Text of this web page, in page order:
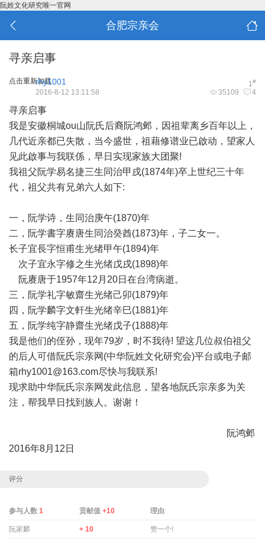
阮姓文化研究唯一官网
合肥宗亲会
寻亲启事
点击重新加载 1#
rhy1001
35109 4
2016-8-12 13:11:58
寻亲启事
我是安徽桐城ou山阮氏后裔阮鸿邺，因祖辈离乡百年以上，
几代近亲都已失散，当今盛世，祖藉修谱业已啟动，望家人
见此啟事与我联係，早日实现家族大团聚!
我祖父阮学易名捷三生同治甲戌(1874年)卒上世纪三十年
代，祖父共有兄弟六人如下:
一，阮学诗，生同治庚午(1870)年
二，阮学書字赓唐生同治癸酋(1873)年，子二女一。
长子宜長字恒甫生光绪甲午(1894)年
次子宜永字修之生光绪戊戌(1898)年
阮赓唐于1957年12月20日在台湾病逝。
三，阮学礼字敏齋生光绪己卯(1879)年
四，阮学麟字文軒生光绪辛巳(1881)年
五，阮学纯字静齋生光绪戊子(1888)年
我是他们的侄孙，现年79岁，时不我待! 望这几位叔伯祖父
的后人可借阮氏宗亲网(中华阮姓文化研究会)平台或电子邮
箱rhy1001@163.com尽快与我联系!
现求助中华阮氏宗亲网发此信息，望各地阮氏宗亲多为关
注，帮我早日找到族人。谢谢！
阮鸿邺
2016年8月12日
评分
参与人数 1 贡献值+10 理由
阮家麟 + 10 赞一个!